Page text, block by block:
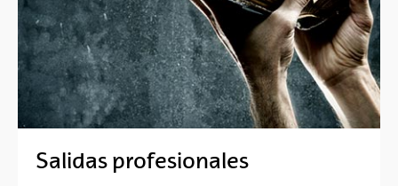
Salidas profesionales